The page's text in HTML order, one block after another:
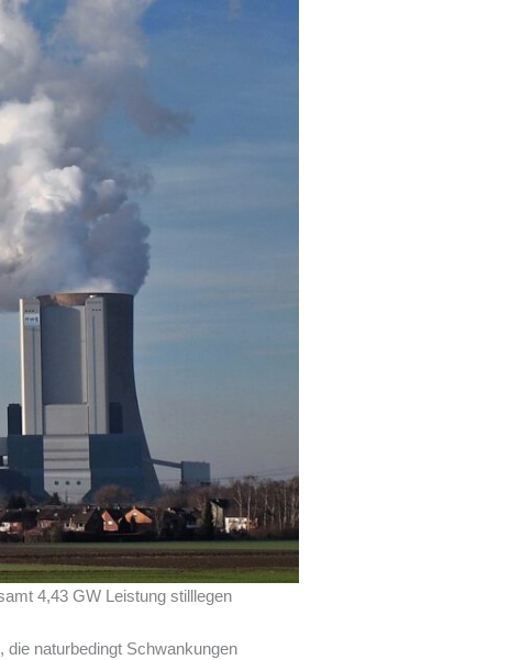
4,43 GW Leistung stilllegen
die naturbedingt Schwankungen